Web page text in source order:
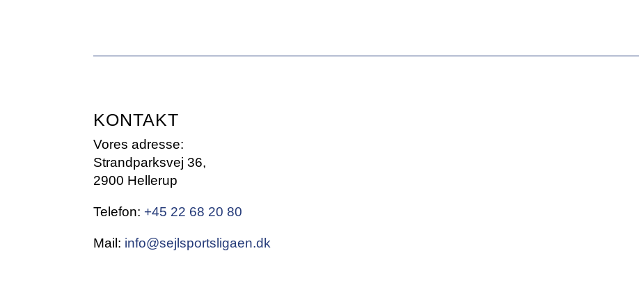
KONTAKT
Vores adresse:
Strandparksvej 36,
2900 Hellerup
Telefon: +45 22 68 20 80
Mail: info@sejlsportsligaen.dk